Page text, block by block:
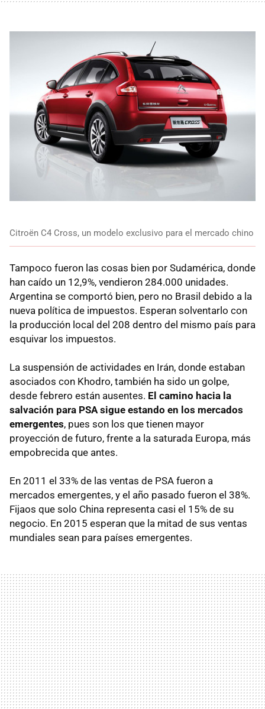
Citroën C4 Cross, un modelo exclusivo para el mercado chino
Tampoco fueron las cosas bien por Sudamérica, donde
han caído un 12,9%, vendieron 284.000 unidades.
Argentina se comportó bien, pero no Brasil debido a la
nueva política de impuestos. Esperan solventarlo con
la producción local del 208 dentro del mismo país para
esquivar los impuestos.
La suspensión de actividades en Irán, donde estaban
asociados con Khodro, también ha sido un golpe,
desde febrero están ausentes. El camino hacia la
salvación para PSA sigue estando en los mercados
emergentes, pues son los que tienen mayor
proyección de futuro, frente a la saturada Europa, más
empobrecida que antes.
En 2011 el 33% de las ventas de PSA fueron a
mercados emergentes, y el año pasado fueron el 38%.
Fijaos que solo China representa casi el 15% de su
negocio. En 2015 esperan que la mitad de sus ventas
mundiales sean para países emergentes.